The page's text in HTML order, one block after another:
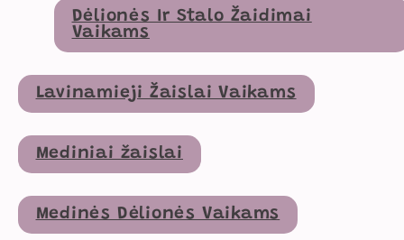
Dėlionės Ir Stalo Žaidimai
Vaikams
Lavinamieji Žaislai Vaikams
Mediniai žaislai
Medinės Dėlionės Vaikams